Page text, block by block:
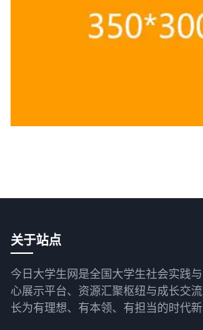
关于站点
今日大学生网是全国大学生社会实践
心展示平台、资源汇聚枢纽与成长交
长为有理想、有本领、有担当的时代新